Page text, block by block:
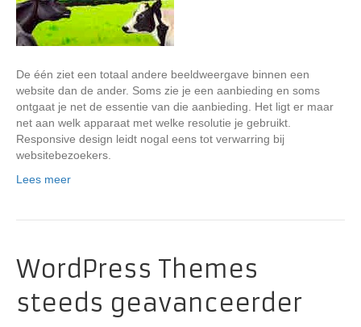
De één ziet een totaal andere beeldweergave binnen een
website dan de ander. Soms zie je een aanbieding en soms
ontgaat je net de essentie van die aanbieding. Het ligt er maar
net aan welk apparaat met welke resolutie je gebruikt.
Responsive design leidt nogal eens tot verwarring bij
websitebezoekers.
Lees meer
WordPress Themes
steeds geavanceerder